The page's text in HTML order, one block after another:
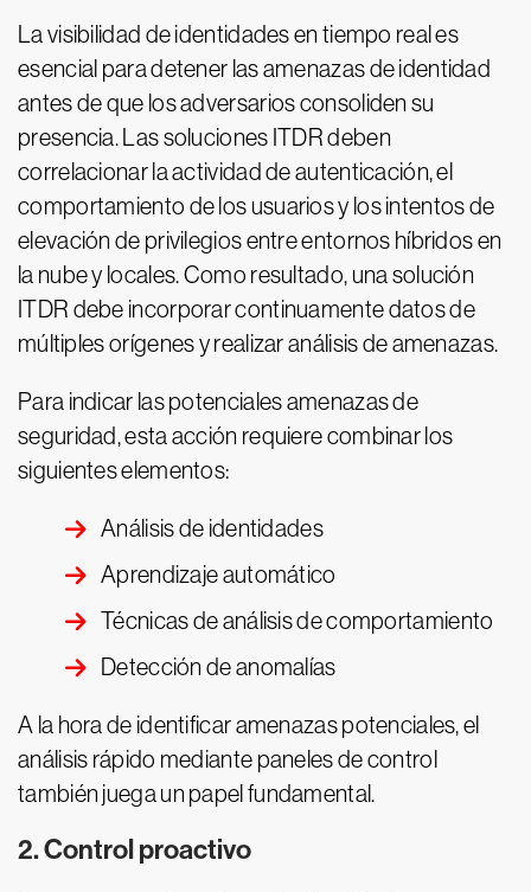
La visibilidad de identidades en tiempo real es
esencial para detener las amenazas de identidad
antes de que los adversarios consoliden su
presencia. Las soluciones ITDR deben
correlacionar la actividad de autenticación, el
comportamiento de los usuarios y los intentos de
elevación de privilegios entre entornos híbridos en
la nube y locales. Como resultado, una solución
ITDR debe incorporar continuamente datos de
múltiples orígenes y realizar análisis de amenazas.
Para indicar las potenciales amenazas de
seguridad, esta acción requiere combinar los
siguientes elementos:
Análisis de identidades
Aprendizaje automático
Técnicas de análisis de comportamiento
Detección de anomalías
A la hora de identificar amenazas potenciales, el
análisis rápido mediante paneles de control
también juega un papel fundamental.
2. Control proactivo